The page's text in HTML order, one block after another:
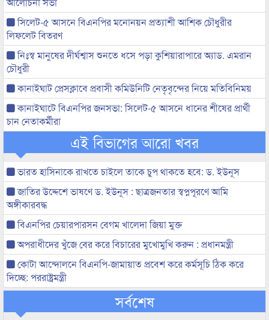
সিলেট-৫ আসনে বিএনপির মনোনয়ন প্রত্যাশী আশিক চৌধুরীর
লিফলেট বিতরণ
নিঃস্ব মানুষের দীর্ঘশ্বাস শুনতে ধসে পড়া কুশিয়ারাপারে অ্যাড. এমরান
চৌধুরী
কানাইঘাট প্রেসক্লাবে প্রবাসী কমিউনিটি নেতৃবৃন্দের নিয়ে মতিবিনিময়
কানাইঘাটে বিএনপির জনসভা: সিলেট-৫ আসনে ধানের শীষের প্রার্থী
চান নেতাকর্মীরা
এই বিভাগের আরো খবর
ভারত হাসিনাকে রাখতে চাইলে তাকে চুপ থাকতে হবে: ড. ইউনূস
জাতির উদ্দেশে ভাষণে ড. ইউনূস : ছাত্রজনতার স্বপ্নপূরণে আমি
অঙ্গীকারবদ্ধ
বিএনপির চেয়ারপারসন বেগম খালেদা জিয়া মুক্ত
অপরাধীদের খুঁজে বের করে বিচারের মুখোমুখি করুন : প্রধানমন্ত্রী
কোটা আন্দোলনে বিএনপি-জামায়াত প্রবেশ করে কর্মসূচি ঠিক করে
দিচ্ছে: পররাষ্ট্রমন্ত্রী
সর্বশেষ